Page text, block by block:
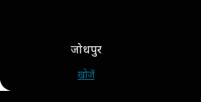
जोधपुर
खोजें